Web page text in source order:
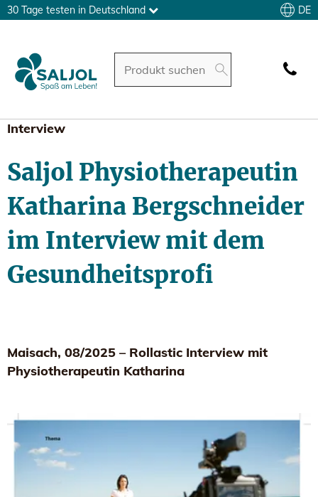
30 Tage testen in Deutschland DE
Interview
Saljol Physiotherapeutin
Katharina Bergschneider
im Interview mit dem
Gesundheitsprofi
Maisach, 08/2025 – Rollastic Interview mit
Physiotherapeutin Katharina